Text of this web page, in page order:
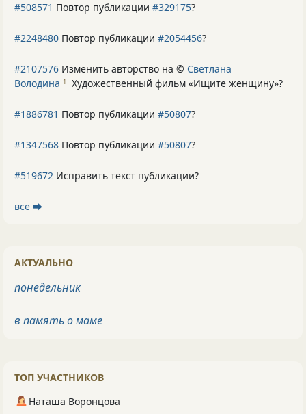
#508571 Повтор публикации #329175?
#2248480 Повтор публикации #2054456?
#2107576 Изменить авторство на © Светлана
Володина 1 Художественный фильм «Ищите женщину»?
#1886781 Повтор публикации #50807?
#1347568 Повтор публикации #50807?
#519672 Исправить текст публикации?
все ⮕
АКТУАЛЬНО
понедельник
в память о маме
ТОП УЧАСТНИКОВ
Наташа Воронцова